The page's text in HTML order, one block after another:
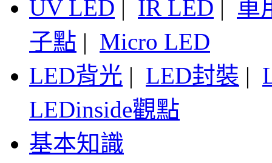
UV LED | IR LED | 車
子點 | Micro LED
LED背光 | LED封裝 |
LEDinside觀點
基本知識